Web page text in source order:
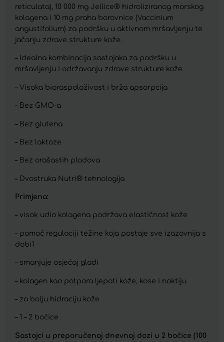
reticulata), 10 000 mg Jellice® hidroliziranog morskog
kolagena i 10 mg praha borovnice (Vaccinium
angustifolium) za podršku u aktivnom mršavljenju te
jačanju zdrave strukture kože.
– Idealna kombinacija sastojaka za podršku u
mršavljenju i održavanju zdrave strukture kože
– Visoka bioraspoloživost i brža apsorpcija
– Bez GMO-a
– Bez glutena
– Bez laktoze
– Bez orašastih plodova
– Dvostruka Nutri® tehnologija
Primjena:
– visok udio kolagena podržava elastičnost kože
– pomoć regulaciji težine koja postaje sve izazovnija s
dobi1
– smanjuje osjećaj gladi
– kolagen kao potpora ljepoti kože, kose i noktiju
– za bolju hidraciju kože
– 1 – 2 bočice
Sastojci u preporučenoj dnevnoj dozi u 2 bočice (100